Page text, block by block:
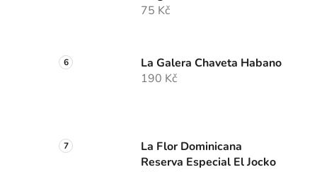
75 Kč
La Galera Chaveta Habano
190 Kč
La Flor Dominicana
Reserva Especial El Jocko